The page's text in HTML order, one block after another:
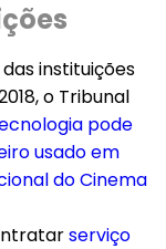
instituições
o Tribunal
pode
usado em
do Cinema
serviço